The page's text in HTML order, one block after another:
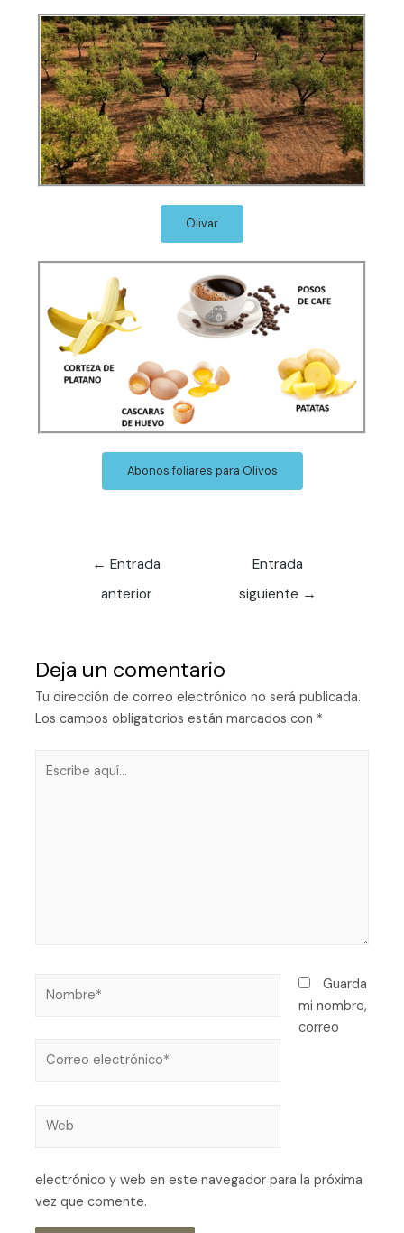
Olivar
Abonos foliares para Olivos
← Entrada
anterior
Entrada
siguiente →
Deja un comentario
Tu dirección de correo electrónico no será publicada.
Los campos obligatorios están marcados con *
Guarda
mi nombre,
correo
electrónico y web en este navegador para la próxima
vez que comente.